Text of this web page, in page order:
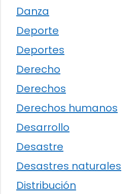
Danza
Deporte
Deportes
Derecho
Derechos
Derechos humanos
Desarrollo
Desastre
Desastres naturales
Distribución